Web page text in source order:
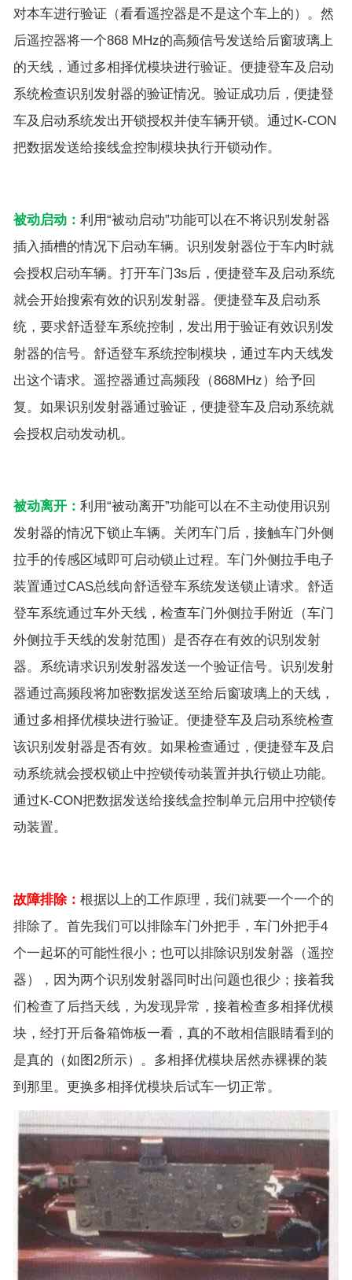
对本车进行验证（看看遥控器是不是这个车上的）。然
后遥控器将一个868 MHz的高频信号发送给后窗玻璃上
的天线，通过多相择优模块进行验证。便捷登车及启动
系统检查识别发射器的验证情况。验证成功后，便捷登
车及启动系统发出开锁授权并使车辆开锁。通过K-CON
把数据发送给接线盒控制模块执行开锁动作。
被动启动： 利用“被动启动”功能可以在不将识别发射器
插入插槽的情况下启动车辆。识别发射器位于车内时就
会授权启动车辆。打开车门3s后，便捷登车及启动系统
就会开始搜索有效的识别发射器。便捷登车及启动系
统，要求舒适登车系统控制，发出用于验证有效识别发
射器的信号。舒适登车系统控制模块，通过车内天线发
出这个请求。遥控器通过高频段（868MHz）给予回
复。如果识别发射器通过验证，便捷登车及启动系统就
会授权启动发动机。
被动离开： 利用“被动离开”功能可以在不主动使用识别
发射器的情况下锁止车辆。关闭车门后，接触车门外侧
拉手的传感区域即可启动锁止过程。车门外侧拉手电子
装置通过CAS总线向舒适登车系统发送锁止请求。舒适
登车系统通过车外天线，检查车门外侧拉手附近（车门
外侧拉手天线的发射范围）是否存在有效的识别发射
器。系统请求识别发射器发送一个验证信号。识别发射
器通过高频段将加密数据发送至给后窗玻璃上的天线，
通过多相择优模块进行验证。便捷登车及启动系统检查
该识别发射器是否有效。如果检查通过，便捷登车及启
动系统就会授权锁止中控锁传动装置并执行锁止功能。
通过K-CON把数据发送给接线盒控制单元启用中控锁传
动装置。
故障排除： 根据以上的工作原理，我们就要一个一个的
排除了。首先我们可以排除车门外把手，车门外把手4
个一起坏的可能性很小；也可以排除识别发射器（遥控
器），因为两个识别发射器同时出问题也很少；接着我
们检查了后挡天线，为发现异常，接着检查多相择优模
块，经打开后备箱饰板一看，真的不敢相信眼睛看到的
是真的（如图2所示）。多相择优模块居然赤裸裸的装
到那里。更换多相择优模块后试车一切正常。